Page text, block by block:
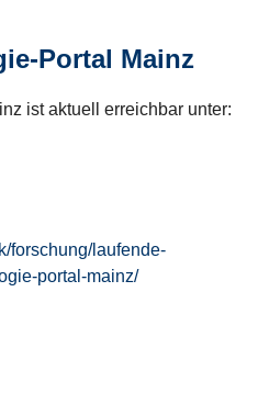
Portal Mainz
ist aktuell erreichbar unter:
forschung/laufende-
portal-mainz/